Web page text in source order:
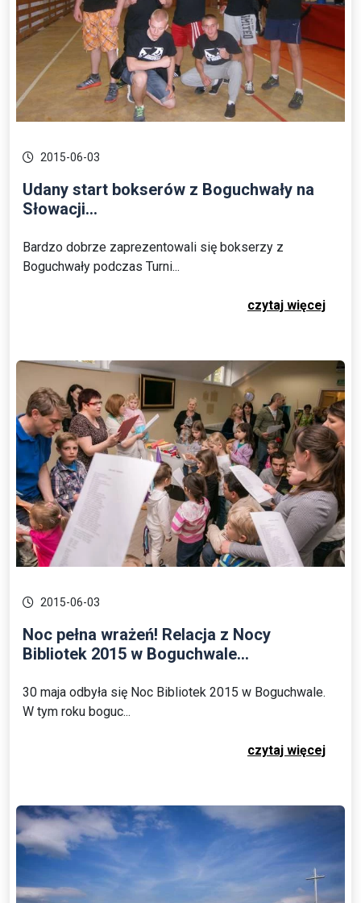
2015-06-03
Udany start bokserów z Boguchwały na
Słowacji...
Bardzo dobrze zaprezentowali się bokserzy z
Boguchwały podczas Turni...
czytaj więcej
2015-06-03
Noc pełna wrażeń! Relacja z Nocy
Bibliotek 2015 w Boguchwale...
30 maja odbyła się Noc Bibliotek 2015 w Boguchwale.
W tym roku boguc...
czytaj więcej